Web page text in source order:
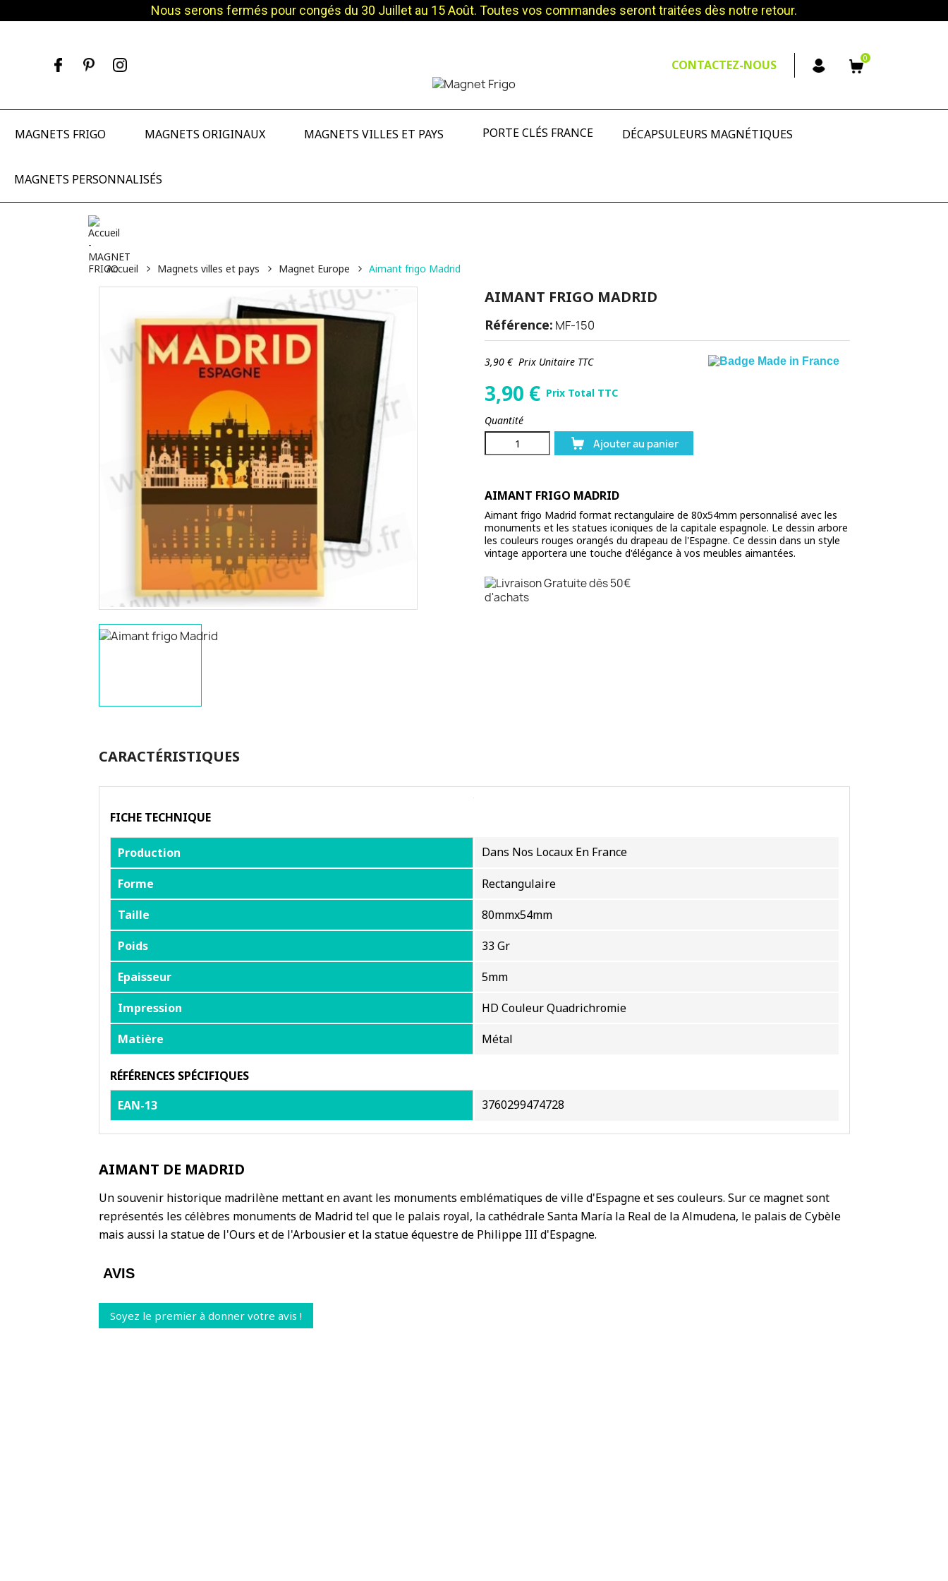
Nous serons fermés pour congés du 30 Juillet au 15 Août. Toutes vos commandes seront traitées dès notre retour.
FacebookPinterest CONTACTEZ-NOUS 0
MAGNETS FRIGO MAGNETS ORIGINAUX MAGNETS VILLES ET PAYS PORTE CLÉS FRANCE DÉCAPSULEURS MAGNÉTIQUES
MAGNETS PERSONNALISÉS
Accueil Magnets villes et pays Magnet Europe Aimant frigo Madrid
AIMANT FRIGO MADRID
Référence: MF-150
3,90 €Prix Unitaire TTC
3,90 € Prix Total TTC
Quantité
Ajouter au panier
AIMANT FRIGO MADRID
Aimant frigo Madrid format rectangulaire de 80x54mm personnalisé avec les
monuments et les statues iconiques de la capitale espagnole. Le dessin arbore
les couleurs rouges orangés du drapeau de l'Espagne. Ce dessin dans un style
vintage apportera une touche d'élégance à vos meubles aimantées.
CARACTÉRISTIQUES
FICHE TECHNIQUE
Production Dans Nos Locaux En France
Forme
Rectangulaire
Taille
80mmx54mm
Poids
33 Gr
Epaisseur
5mm
Impression
HD Couleur Quadrichromie
Matière
Métal
RÉFÉRENCES SPÉCIFIQUES
EAN-13
3760299474728
AIMANT DE MADRID
Un souvenir historique madrilène mettant en avant les monuments emblématiques de ville d'Espagne et ses couleurs. Sur ce magnet sont
représentés les célèbres monuments de Madrid tel que le palais royal, la cathédrale Santa María la Real de la Almudena, le palais de Cybèle
mais aussi la statue de l'Ours et de l'Arbousier et la statue équestre de Philippe III d'Espagne.
AVIS
Soyez le premier à donner votre avis !